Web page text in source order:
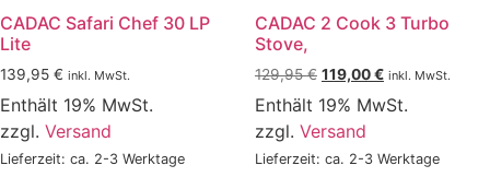
Die
Optionen
können
auf
der
Produktseite
CADAC Safari Chef 30 LP
Lite
139,95 € inkl. MwSt.
Enthält 19% MwSt.
zzgl. Versand
Lieferzeit: ca. 2-3 Werktage
CADAC 2 Cook 3 Turbo
Stove,
129,95€ Ursprünglicher
Preis
war:
129,95 €
119,00€Aktueller
Preis
ist:
inkl. MwSt.
Enthält 19% MwSt.
zzgl. Versand
Lieferzeit: ca. 2-3 Werktage